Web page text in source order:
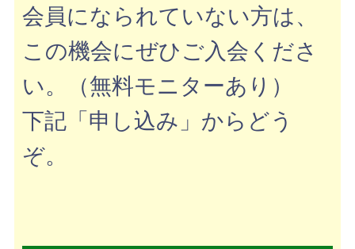
会員になられていない方は、
この機会にぜひご入会くださ
い。
（無料モニターあり）
下記「申し込み」からどう
ぞ。